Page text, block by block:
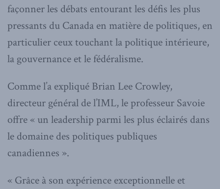
façonner les débats entourant les défis les plus
pressants du Canada en matière de politiques, en
particulier ceux touchant la politique intérieure,
la gouvernance et le fédéralisme.
Comme l’a expliqué Brian Lee Crowley,
directeur général de l’IML, le professeur Savoie
offre « un leadership parmi les plus éclairés dans
le domaine des politiques publiques
canadiennes ».
« Grâce à son expérience exceptionnelle et